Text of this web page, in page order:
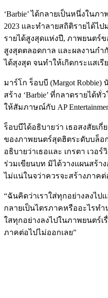
‘Barbie’ ได้กลายเป็นหนึ่งในภ
2023 และทำลายสถิติรายได้ไ
รายได้สูงสุดแห่งปี, ภาพยนตร์ข
สูงสุดตลอดกาล และผลงานกำ
ได้สุงสุด จนทำให้เกิดกระแสเ
มาร์โก ร็อบบี (Margot
สร้าง ‘Barbie’ ที่กลาดรายได้
ให้สัมภาษณ์กับ AP
ร็อบบีได้อธิบายว่า เธอสงสัยเ
ของภาพยนตร์สุดฮิตระดับบล็อก
อธิบายว่าเธอและ เกรตา เวอร์
ร่วมเขียนบท มิได้วางแผนสร้า
ไม่แน่ในจว่าควรจะสร้างภาค
“ฉันคิดว่าเราใส่ทุกอย่างลงไป
กลายเป็นไตรภาคหรืออะไรท
ใสทุกอย่างลงไปในภาพยนตร์
ภาคต่อไปไม่ออกเลย”